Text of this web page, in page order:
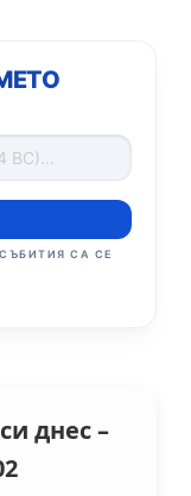
СА СЕ
днес –